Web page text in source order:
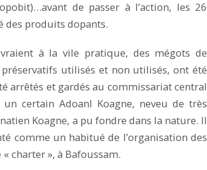
de passer à l’action, les 26
des produits dopants.
à la vile pratique, des mégots de
utilisés et non utilisés, ont été
arrêtés et gardés au commissariat central
certain Adoanl Koagne, neveu de très
Koagne, a pu fondre dans la nature. Il
comme un habitué de l’organisation des
charter », à Bafoussam.